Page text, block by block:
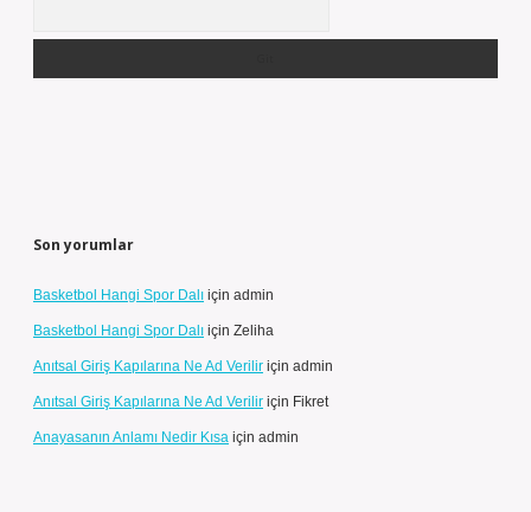
Son yorumlar
Basketbol Hangi Spor Dalı için admin
Basketbol Hangi Spor Dalı için Zeliha
Anıtsal Giriş Kapılarına Ne Ad Verilir için admin
Anıtsal Giriş Kapılarına Ne Ad Verilir için Fikret
Anayasanın Anlamı Nedir Kısa için admin